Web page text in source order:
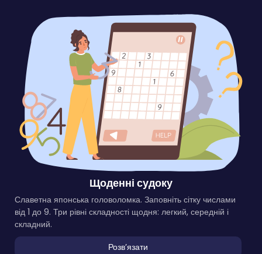
Щоденні судоку
Славетна японська головоломка. Заповніть сітку числами
від 1 до 9. Три рівні складності щодня: легкий, середній і
складний.
Розвʼязати